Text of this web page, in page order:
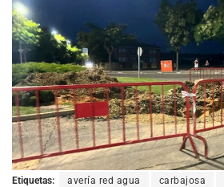
Etiquetas: avería red agua carbajosa